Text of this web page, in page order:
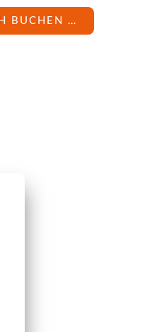
BUCHEN …